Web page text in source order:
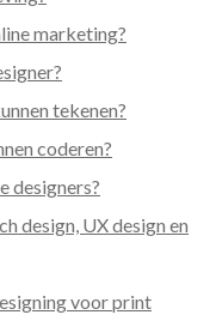
marketing?
tekenen?
coderen?
designers?
design, UX design en
voor print